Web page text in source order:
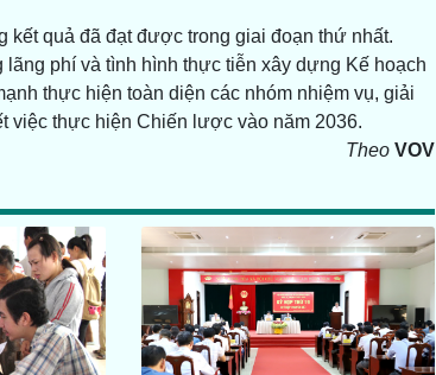
kết quả đã đạt được trong giai đoạn thứ nhất.
phí và tình hình thực tiễn xây dựng Kế hoạch
thực hiện toàn diện các nhóm nhiệm vụ, giải
việc thực hiện Chiến lược vào năm 2036.
Theo VOV